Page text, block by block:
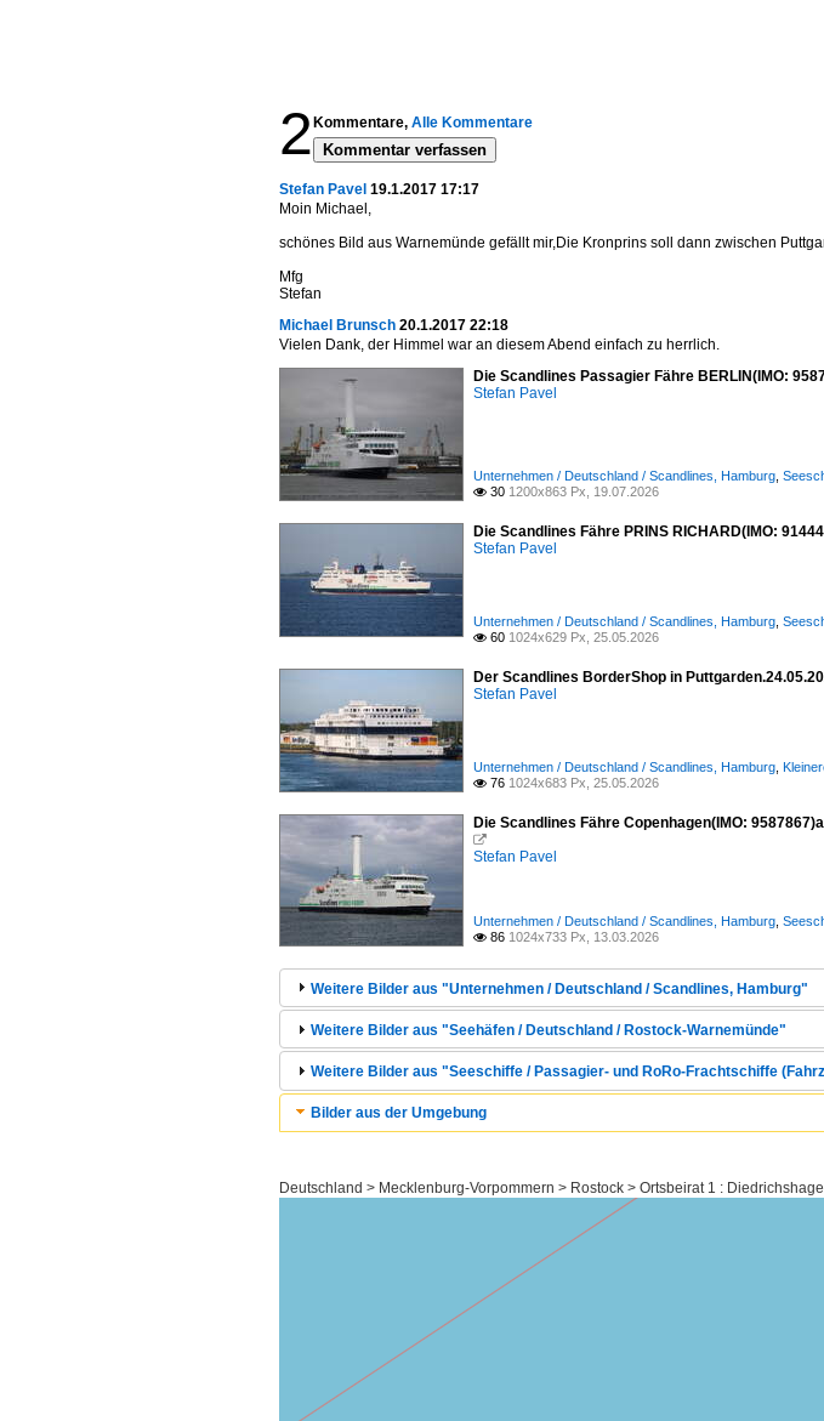
2 Kommentare, Alle Kommentare
Kommentar verfassen
Stefan Pavel 19.1.2017 17:17
Moin Michael,
schönes Bild aus Warnemünde gefällt mir,Die Kronprins soll dann zwischen
Mfg
Stefan
Michael Brunsch 20.1.2017 22:18
Vielen Dank, der Himmel war an diesem Abend einfach zu herrlich.
Die Scandlines Passagier Fähre BERLIN(IMO:
Stefan Pavel
Unternehmen / Deutschland / Scandlines, Hamburg
 30 1200x863 Px, 19.07.2026
Die Scandlines Fähre PRINS RICHARD(IMO:
Stefan Pavel
Unternehmen / Deutschland / Scandlines, Hamburg
 60 1024x629 Px, 25.05.2026
Der Scandlines BorderShop in
Stefan Pavel
Unternehmen / Deutschland / Scandlines, Hamburg
 76 1024x683 Px, 25.05.2026
Die Scandlines Fähre Copenhagen(IMO:

Stefan Pavel
Unternehmen / Deutschland / Scandlines, Hamburg
 86 1024x733 Px, 13.03.2026
Weitere Bilder aus "Unternehmen / Deutschland / Scandlines, Hamburg"
Weitere Bilder aus "Seehäfen / Deutschland / Rostock-Warnemünde"
Weitere Bilder aus "Seeschiffe / Passagier- und RoRo-Frachtschiffe
Bilder aus der Umgebung
Deutschland > Mecklenburg-Vorpommern > Rostock > Ortsbeirat 1 :